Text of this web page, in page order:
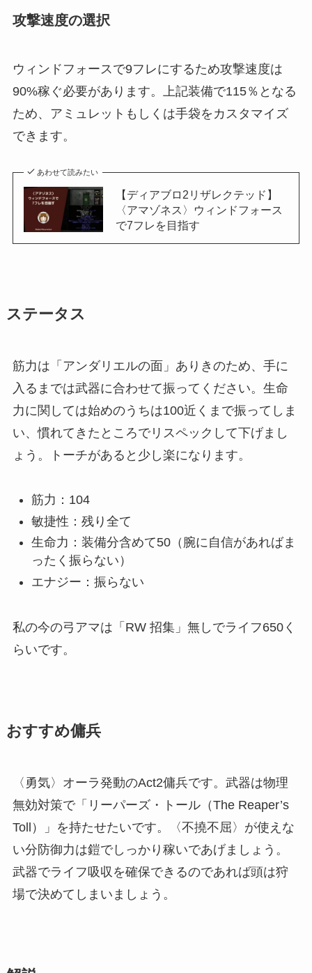
攻撃速度の選択
ウィンドフォースで9フレにするため攻撃速度は
90%稼ぐ必要があります。上記装備で115％となる
ため、アミュレットもしくは手袋をカスタマイズ
できます。
あわせて読みたい
【ディアブロ2リザレクテッド】
〈アマゾネス〉ウィンドフォース
で7フレを目指す
ステータス
筋力は「アンダリエルの面」ありきのため、手に
入るまでは武器に合わせて振ってください。生命
力に関しては始めのうちは100近くまで振ってしま
い、慣れてきたところでリスペックして下げまし
ょう。トーチがあると少し楽になります。
筋力：104
敏捷性：残り全て
生命力：装備分含めて50（腕に自信があればま
ったく振らない）
エナジー：振らない
私の今の弓アマは「RW 招集」無しでライフ650く
らいです。
おすすめ傭兵
〈勇気〉オーラ発動のAct2傭兵です。武器は物理
無効対策で「リーパーズ・トール（The Reaper’s
Toll）」を持たせたいです。〈不撓不屈〉が使えな
い分防御力は鎧でしっかり稼いであげましょう。
武器でライフ吸収を確保できるのであれば頭は狩
場で決めてしまいましょう。